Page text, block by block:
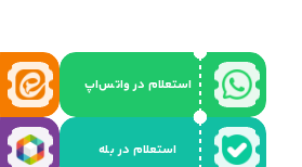
استعلام در واتس‌اپ
استعلام در بله